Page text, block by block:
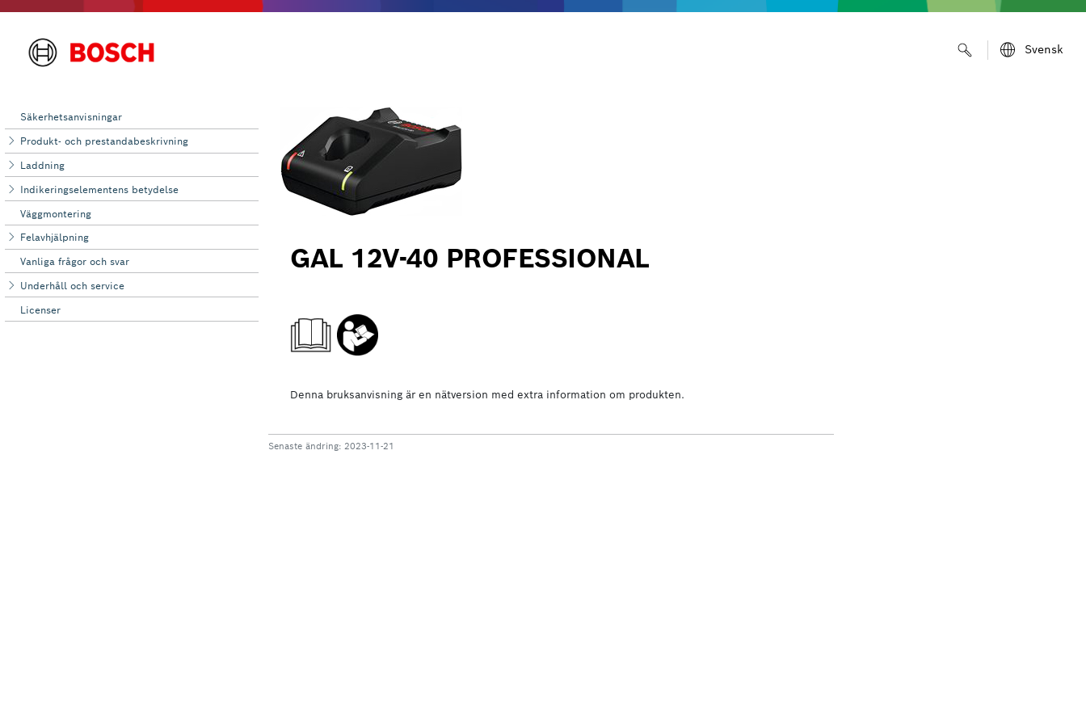
Svensk
Säkerhetsanvisningar
Produkt- och prestandabeskrivning
Laddning
Indikeringselementens betydelse
Väggmontering
Felavhjälpning
Vanliga frågor och svar
Underhåll och ‌service
Licenser